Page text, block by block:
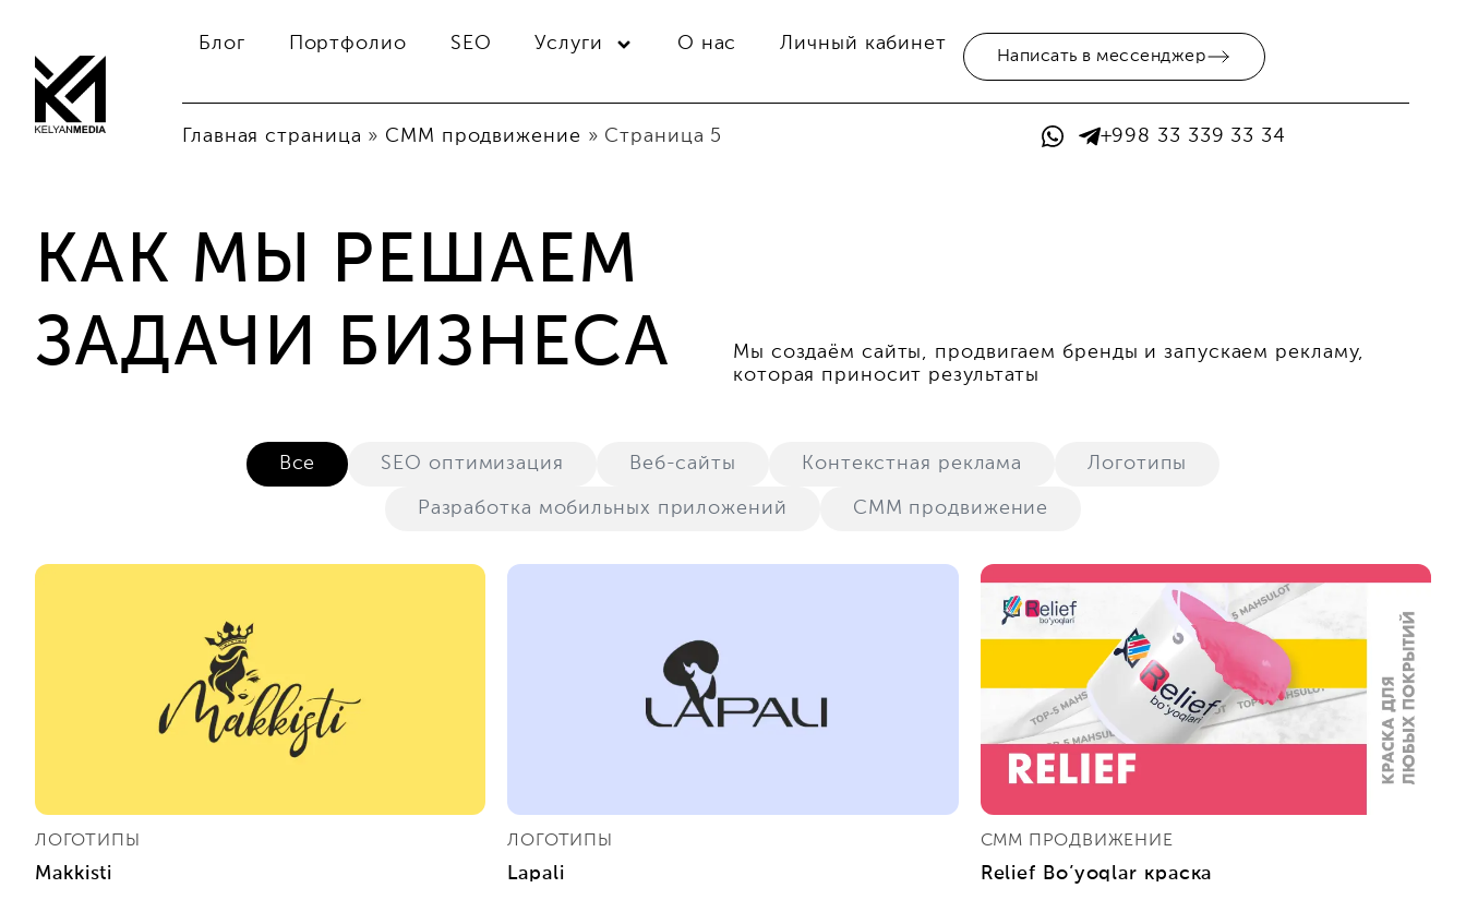
Блог Портфолио SEO Услуги О нас Личный кабинет
Написать в мессенджер
Главная страница » СММ продвижение » Страница 5 +998 33 339 33 34
КАК МЫ РЕШАЕМ
ЗАДАЧИ БИЗНЕСА
Мы создаём сайты, продвигаем бренды и запускаем рекламу,
которая приносит результаты
SEO оптимизация Веб-сайты Контекстная реклама Логотипы
Разработка мобильных приложений СММ продвижение
Все
ЛОГОТИПЫ
Makkisti
ЛОГОТИПЫ
Lapali
СММ ПРОДВИЖЕНИЕ
Relief Bo’yoqlar краска